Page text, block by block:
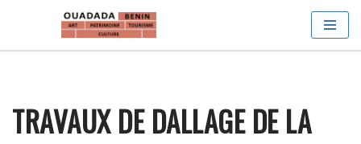
TRAVAUX DE DALLAGE DE LA